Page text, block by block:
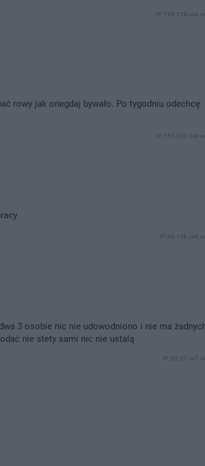
IP:
rowy jak onegdaj bywało. Po tygodniu odechcę
IP:
IP:
3 osobie nic nie udowodniono i nie ma
nie stety sami nic nie ustalą
IP: